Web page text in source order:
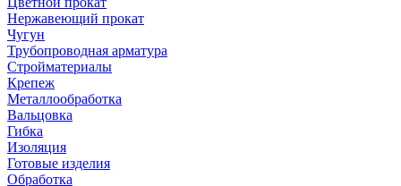
Нержавеющий прокат
Чугун
Трубопроводная арматура
Стройматериалы
Крепеж
Металлообработка
Вальцовка
Гибка
Изоляция
Готовые изделия
Обработка